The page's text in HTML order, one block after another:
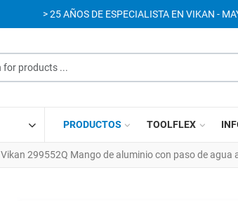
> 25 AÑOS DE ESPECIALISTA EN VIKAN -
PRODUCTOS TOOLFLEX
Vikan 299552Q Mango de aluminio con paso de